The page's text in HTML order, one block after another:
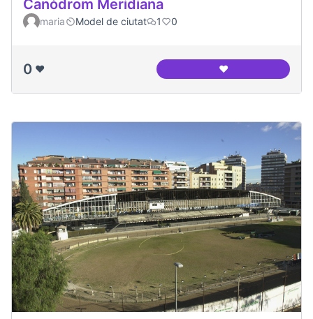
Canòdrom Meridiana
maria Model de ciutat 1 0
0 ❤️ ❤️Canòdrom